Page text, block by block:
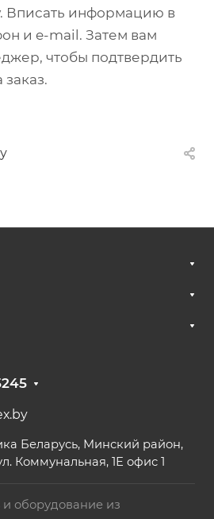
Вписать информацию в
и e-mail. Затем вам
чтобы подтвердить
Беларусь, Минский район,
Коммунальная, 1Е офис 1
и оборудование из